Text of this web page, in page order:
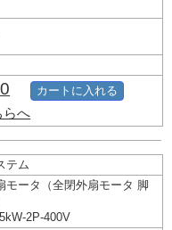
らへ
カートに入れる
テム
モータ（全閉外扇モータ 脚
2P-400V